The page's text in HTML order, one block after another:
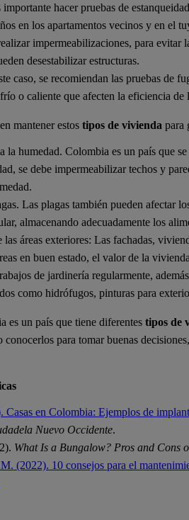
hacer pruebas de
en los apartamentos vecinos y en el
impermeabilizaciones, para
desestabilizar estructuras.
caso, se recomiendan las pruebas de
o caliente que afecten la eficiencia de
mantener estostipos de vivienda para
la humedad. Colombia es un país que
se debe impermeabilizar techos y
Las plagas también pueden afectar
almacenando adecuadamente los
áreas exteriores: Las fachadas,
en buen estado, el valor de la
de jardinería regularmente,
como hidrófugos, pinturas para
es un país que tiene diferentestipos de
conocerlos para tomar buenas
Casas en Colombia: Ejemplos de
Nuevo Occidente.
What Is a Bungalow? Pros and Cons
(2022). 10 consejos para el